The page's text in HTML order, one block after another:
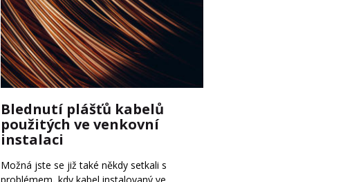
Blednutí plášťů kabelů
použitých ve venkovní
instalaci
Možná jste se již také někdy setkali s
problémem, kdy kabel instalovaný ve